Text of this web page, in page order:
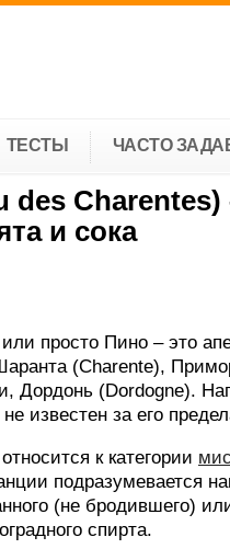
ТЕСТЫ ЧАСТО
Charentes)
и сока
просто Пино – это
(Charente),
Дордонь (Dordogne).
известен за его
к категории
подразумевается
(не бродившего)
спирта.